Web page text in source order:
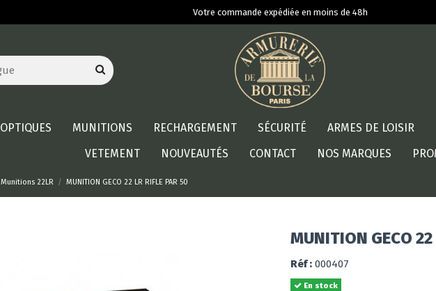
Votre commande expédiée en moins de 48h
OPTIQUES MUNITIONS RECHARGEMENT SÉCURITÉ ARMES DE LOISIR
VETEMENT
NOUVEAUTÉS CONTACT NOS MARQUES
Munitions 22LR MUNITION GECO 22 LR RIFLE PAR 50
MUNITION GECO
Réf : 000407
En stock